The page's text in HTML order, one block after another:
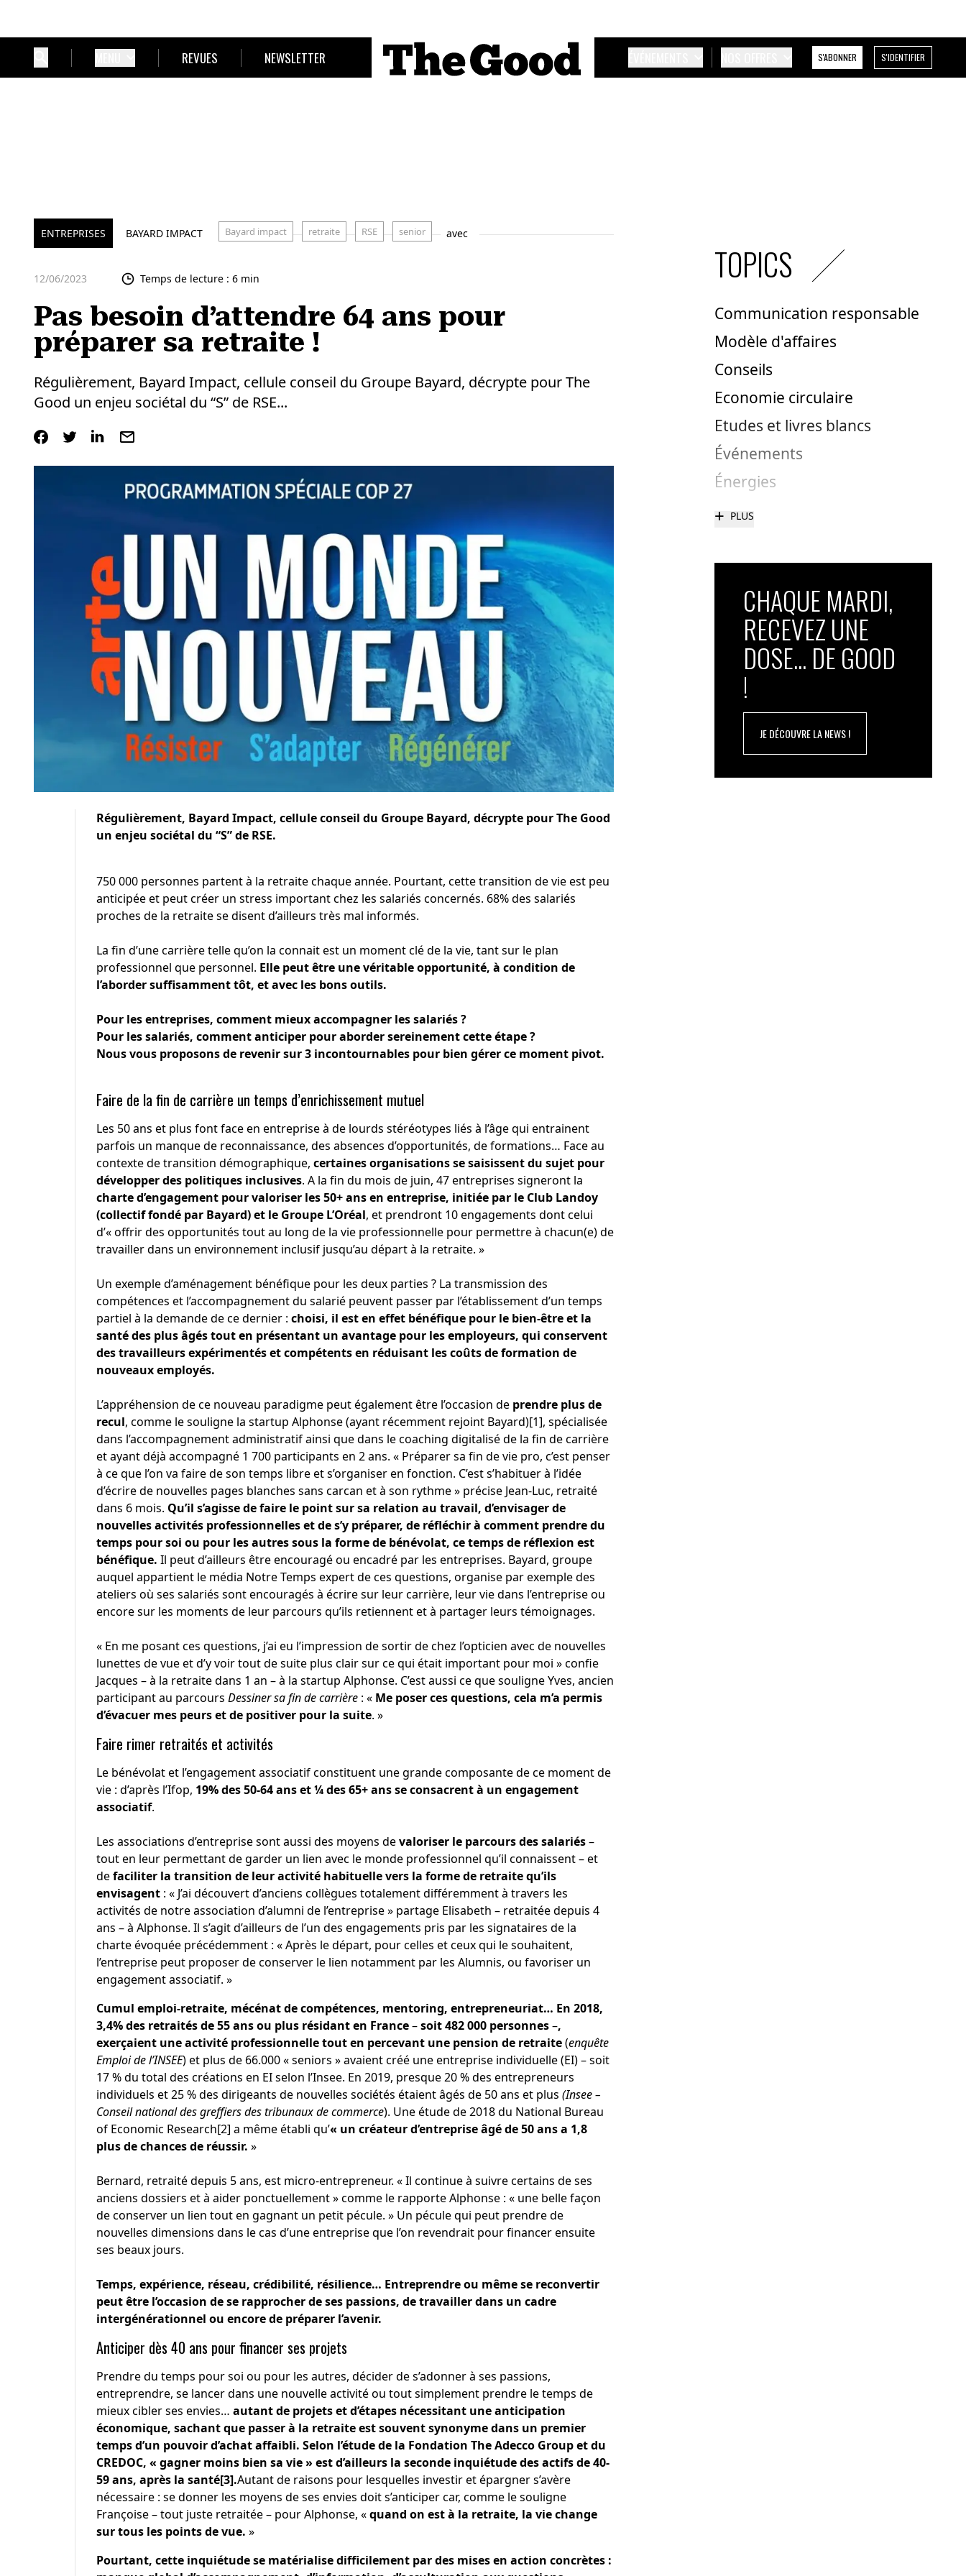
REVUES NEWSLETTER S'ABONNER S'IDENTIFIER
ENTREPRISES BAYARD IMPACT Bayard impact retraite RSE senior avec
12/06/2023 Temps de lecture : 6 min
Pas besoin d’attendre 64 ans pour
préparer sa retraite !
Régulièrement, Bayard Impact, cellule conseil du Groupe Bayard, décrypte pour The
Good un enjeu sociétal du “S” de RSE...
Régulièrement, Bayard Impact, cellule conseil du Groupe Bayard, décrypte pour The Good
un enjeu sociétal du “S” de RSE.
750 000 personnes partent à la retraite chaque année. Pourtant, cette transition de vie est peu
anticipée et peut créer un stress important chez les salariés concernés. 68% des salariés
proches de la retraite se disent d’ailleurs très mal informés.
La fin d’une carrière telle qu’on la connait est un moment clé de la vie, tant sur le plan
professionnel que personnel. Elle peut être une véritable opportunité, à condition de
l’aborder suffisamment tôt, et avec les bons outils.
Pour les entreprises, comment mieux accompagner les salariés ?
Pour les salariés, comment anticiper pour aborder sereinement cette étape ?
Nous vous proposons de revenir sur 3 incontournables pour bien gérer ce moment pivot.
Faire de la fin de carrière un temps d’enrichissement mutuel
Les 50 ans et plus font face en entreprise à de lourds stéréotypes liés à l’âge qui entrainent
parfois un manque de reconnaissance, des absences d’opportunités, de formations… Face au
contexte de transition démographique, certaines organisations se saisissent du sujet pour
développer des politiques inclusives. A la fin du mois de juin, 47 entreprises signeront la
charte d’engagement pour valoriser les 50+ ans en entreprise, initiée par le Club Landoy
(collectif fondé par Bayard) et le Groupe L’Oréal, et prendront 10 engagements dont celui
d’« offrir des opportunités tout au long de la vie professionnelle pour permettre à chacun(e) de
travailler dans un environnement inclusif jusqu’au départ à la retraite. »
Un exemple d’aménagement bénéfique pour les deux parties ? La transmission des
compétences et l’accompagnement du salarié peuvent passer par l’établissement d’un temps
partiel à la demande de ce dernier : choisi, il est en effet bénéfique pour le bien-être et la
santé des plus âgés tout en présentant un avantage pour les employeurs, qui conservent
des travailleurs expérimentés et compétents en réduisant les coûts de formation de
nouveaux employés.
L’appréhension de ce nouveau paradigme peut également être l’occasion de prendre plus de
recul, comme le souligne la startup Alphonse (ayant récemment rejoint Bayard)[1], spécialisée
dans l’accompagnement administratif ainsi que dans le coaching digitalisé de la fin de carrière
et ayant déjà accompagné 1 700 participants en 2 ans. « Préparer sa fin de vie pro, c’est penser
à ce que l’on va faire de son temps libre et s’organiser en fonction. C’est s’habituer à l’idée
d’écrire de nouvelles pages blanches sans carcan et à son rythme » précise Jean-Luc, retraité
dans 6 mois. Qu’il s’agisse de faire le point sur sa relation au travail, d’envisager de
nouvelles activités professionnelles et de s’y préparer, de réfléchir à comment prendre du
temps pour soi ou pour les autres sous la forme de bénévolat, ce temps de réflexion est
bénéfique. Il peut d’ailleurs être encouragé ou encadré par les entreprises. Bayard, groupe
auquel appartient le média Notre Temps expert de ces questions, organise par exemple des
ateliers où ses salariés sont encouragés à écrire sur leur carrière, leur vie dans l’entreprise ou
encore sur les moments de leur parcours qu’ils retiennent et à partager leurs témoignages.
« En me posant ces questions, j’ai eu l’impression de sortir de chez l’opticien avec de nouvelles
lunettes de vue et d’y voir tout de suite plus clair sur ce qui était important pour moi » confie
Jacques – à la retraite dans 1 an – à la startup Alphonse. C’est aussi ce que souligne Yves, ancien
participant au parcours Dessiner sa fin de carrière: «Me poser ces questions, cela m’a permis
d’évacuer mes peurs et de positiver pour la suite. »
Faire rimer retraités et activités
Le bénévolat et l’engagement associatif constituent une grande composante de ce moment de
vie : d’après l’Ifop, 19% des 50-64 ans et ¼ des 65+ ans se consacrent à un engagement
associatif.
Les associations d’entreprise sont aussi des moyens devaloriser le parcours des salariés–
tout en leur permettant de garder un lien avec le monde professionnel qu’il connaissent – et
defaciliter la transition de leur activité habituelle vers la forme de retraite qu’ils
envisagent: « J’ai découvert d’anciens collègues totalement différemment à travers les
activités de notre association d’alumni de l’entreprise » partage Elisabeth – retraitée depuis 4
ans – à Alphonse. Il s’agit d’ailleurs de l’un des engagements pris par les signataires de la
charte évoquée précédemment : « Après le départ, pour celles et ceux qui le souhaitent,
l’entreprise peut proposer de conserver le lien notamment par les Alumnis, ou favoriser un
engagement associatif. »
Cumul emploi-retraite, mécénat de compétences, mentoring, entrepreneuriat… En 2018,
3,4% des retraités de 55 ans ou plus résidant en France–soit 482 000 personnes–,
exerçaient une activité professionnelle tout en percevant une pension de retraite(enquête
Emploi de l’INSEE) et plus de 66.000 « seniors » avaient créé une entreprise individuelle (EI) – soit
17 % du total des créations en EI selon l’Insee. En 2019, presque 20 % des entrepreneurs
individuels et 25 % des dirigeants de nouvelles sociétés étaient âgés de 50 ans et plus (Insee –
Conseil national des greffiers des tribunaux de commerce). Uneétude de 2018 du National Bureau
of Economic Research[2] a même établi qu’« un créateur d’entreprise âgé de 50 ans a 1,8
plus de chances de réussir. »
Bernard, retraité depuis 5 ans, est micro-entrepreneur. « Il continue à suivre certains de ses
anciens dossiers et à aider ponctuellement » comme le rapporte Alphonse : « une belle façon
de conserver un lien tout en gagnant un petit pécule. » Un pécule qui peut prendre de
nouvelles dimensions dans le cas d’une entreprise que l’on revendrait pour financer ensuite
ses beaux jours.
Temps, expérience, réseau, crédibilité, résilience… Entreprendre ou même se reconvertir
peut être l’occasion de se rapprocher de ses passions, de travailler dans un cadre
intergénérationnel ou encore de préparer l’avenir.
Anticiper dès 40 ans pour financer ses projets
Prendre du temps pour soi ou pour les autres, décider de s’adonner à ses passions,
entreprendre, se lancer dans une nouvelle activité ou tout simplement prendre le temps de
mieux cibler ses envies… autant de projets et d’étapes nécessitant une anticipation
économique, sachant que passer à la retraite est souvent synonyme dans un premier
temps d’un pouvoir d’achat affaibli. Selon l’étude de la Fondation The Adecco Group et du
CREDOC, « gagner moins bien sa vie » est d’ailleurs la seconde inquiétude des actifs de 40-
59 ans, après la santé[3].Autant de raisons pour lesquelles investir et épargner s’avère
nécessaire : se donner les moyens de ses envies doit s’anticiper car, comme le souligne
Françoise – tout juste retraitée – pour Alphonse, «quand on est à la retraite, la vie change
sur tous les points de vue. »
Pourtant, cette inquiétude se matérialise difficilement par des mises en action concrètes :
TOPICS
Communication responsable
Modèle d'affaires
Conseils
Economie circulaire
Etudes et livres blancs
Événements
Énergies
+ PLUS
CHAQUE MARDI,
RECEVEZ UNE
DOSE... DE GOOD
!
JE DÉCOUVRE LA NEWS !